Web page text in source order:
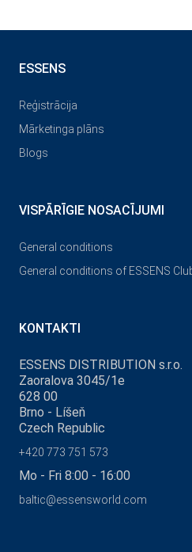
ESSENS
Reģistrācija
Mārketinga plāns
Blogs
VISPĀRĪGIE NOSACĪJUMI
General conditions
General conditions of ESSENS
KONTAKTI
ESSENS DISTRIBUTION s.r.o.
Zaoralova 3045/1e
628 00
Brno - Líšeň
Czech Republic
+420 773 751 573
Mo - Fri 8:00 - 16:00
baltic@essensworld.com